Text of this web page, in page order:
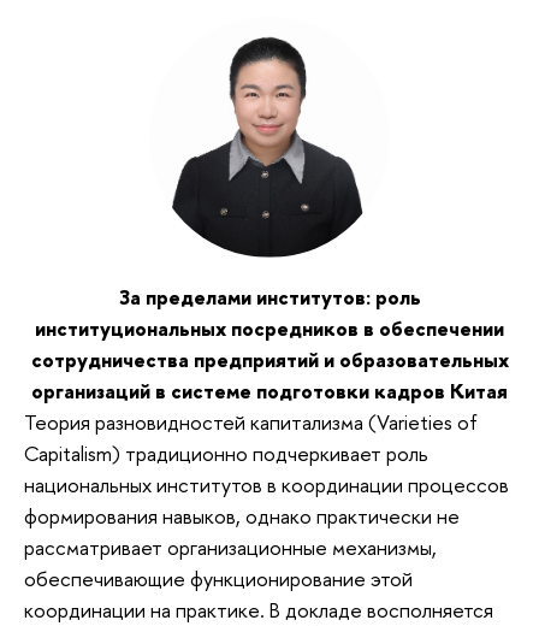
За пределами институтов: роль
институциональных посредников в обеспечении
сотрудничества предприятий и образовательных
организаций в системе подготовки кадров Китая
Теория разновидностей капитализма (Varieties of
Capitalism) традиционно подчеркивает роль
национальных институтов в координации процессов
формирования навыков, однако практически не
рассматривает организационные механизмы,
обеспечивающие функционирование этой
координации на практике. В докладе восполняется